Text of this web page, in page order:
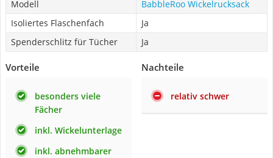
Modell
BabbleRoo Wickelrucksack
Isoliertes Flaschenfach
Ja
Spenderschlitz für Tücher
Ja
Vorteile
besonders viele
Fächer
inkl. Wickelunterlage
inkl. abnehmbarer
Nachteile
relativ schwer